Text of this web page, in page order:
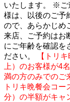
いたします。 ※ご
様は、以後のご予
ので、あらかじめ
来店、ご予約はお
にご年齢を確認を
ださい。
【トリ
上）のお客様が4
満の方のみでのご
トリキ晩餐会コ
分）の半額がキャ